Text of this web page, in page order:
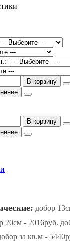
В корзину
В корзину
добор
20см - 2016руб.
за кв.м -